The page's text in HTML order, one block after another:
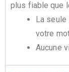
plus fiable que
La seule
votre
Aucune